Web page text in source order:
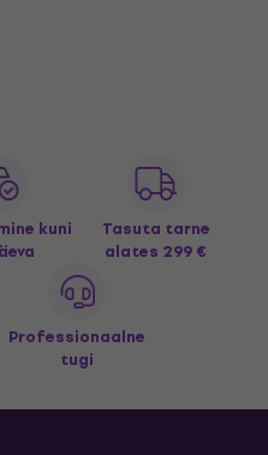
kuni
Tasuta tarne
alates 299 €
Professionaalne
tugi